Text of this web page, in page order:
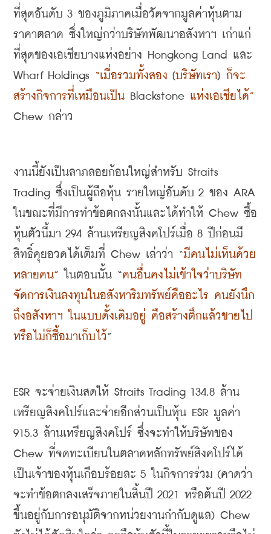
ที่สุดอันดับ 3 ของภูมิภาคเมื่อวัดจากมูลค่าหุ้นตาม
ราคาตลาด ซึ่งใหญ่กว่าบริษัทพัฒนาอสังหาฯ เก่าแก่
ที่สุดของเอเชียบางแห่งอย่าง Hongkong Land และ
Wharf Holdings “เมื่อรวมทั้งสอง [บริษัทเรา] ก็จะ
สร้างกิจการที่เหมือนเป็น Blackstone แห่งเอเชียได้”
Chew กล่าว
งานนี้ยังเป็นลาภลอยก้อนใหญ่สำหรับ Straits
Trading ซึ่งเป็นผู้ถือหุ้น รายใหญ่อันดับ 2 ของ
ในขณะที่มีการทำข้อตกลงนั้นและได้ทำให้ Chew ซื้อ
หุ้นตัวนี้มา 294 ล้านเหรียญสิงคโปร์เมื่อ 8 ปีก่อนมี
สิทธิ์คุยอวดได้เต็มที่ Chew เล่าว่า “มีคนไม่เห็นด้วย
หลายคน” ในตอนนั้น “คนอื่นคงไม่เข้าใจว่าบริษัท
จัดการเงินลงทุนในอสังหาริมทรัพย์คืออะไร คนยังนึก
ถึงอสังหาฯ ในแบบดั้งเดิมอยู่ คือสร้างตึกแล้วขายไป
หรือไม่ก็ซื้อมาเก็บไว้”
ESR จะจ่ายเงินสดให้ Straits Trading 134.8 ล้าน
เหรียญสิงคโปร์และจ่ายอีกส่วนเป็นหุ้น ESR มูลค่า
915.3 ล้านเหรียญสิงคโปร์ ซึ่งจะทำให้บริษัทของ
Chew ที่จดทะเบียนในตลาดหลักทรัพย์สิงคโปร์ได้
เป็นเจ้าของหุ้นเกือบร้อยละ 5 ในกิจการร่วม (คาดว่า
จะทำข้อตกลงเสร็จภายในสิ้นปี 2021 หรือต้นปี
ขึ้นอยู่กับการอนุมัติจากหน่วยงานกำกับดูแล